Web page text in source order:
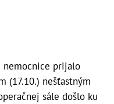
nemocnice prijalo
(17.10.) nešťastným
sále došlo ku